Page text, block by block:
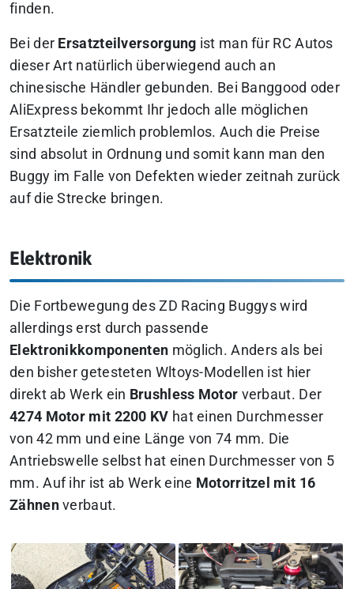
finden.
Bei der Ersatzteilversorgung ist man für RC Autos
dieser Art natürlich überwiegend auch an
chinesische Händler gebunden. Bei Banggood oder
AliExpress bekommt Ihr jedoch alle möglichen
Ersatzteile ziemlich problemlos. Auch die Preise
sind absolut in Ordnung und somit kann man den
Buggy im Falle von Defekten wieder zeitnah zurück
auf die Strecke bringen.
Elektronik
Die Fortbewegung des ZD Racing Buggys wird
allerdings erst durch passende
Elektronikkomponenten möglich. Anders als bei
den bisher getesteten Wltoys-Modellen ist hier
direkt ab Werk ein Brushless Motor verbaut. Der
4274 Motor mit 2200 KV hat einen Durchmesser
von 42 mm und eine Länge von 74 mm. Die
Antriebswelle selbst hat einen Durchmesser von 5
mm. Auf ihr ist ab Werk eine Motorritzel mit 16
Zähnenverbaut.